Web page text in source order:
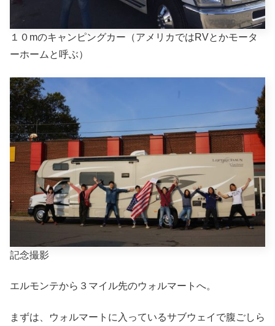
１０mのキャンピングカー（アメリカではRVとかモータ
ーホームと呼ぶ）
記念撮影
エルモンテから３マイル先のウォルマートへ。
まずは、ウォルマートに入っているサブウェイで腹ごしら